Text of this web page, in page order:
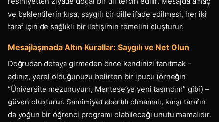
ve beklentilerin kısa, saygılı bir dille ifade edilmesi, her iki
taraf için de sağlıklı bir iletişimin temelini oluşturur.
Mesajlaşmada Altın Kurallar: Saygılı ve Net Olun
Doğrudan detaya girmeden önce kendinizi tanıtmak –
adınız, yerel olduğunuzu belirten bir ipucu (örneğin
“Üniversite mezunuyum, Menteşe’ye yeni taşındım” gibi) –
güven oluşturur. Samimiyet abartılı olmamalı, karşı tarafın
da yoğun bir öğrenci programı olabileceği unutulmamalıdır.